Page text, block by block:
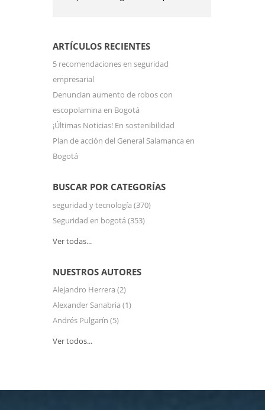
ARTÍCULOS RECIENTES
5 recomendaciones en seguridad
empresarial
Denuncian aumento de robos con
escopolamina en Bogotá
¡Últimas Noticias! En sostenibilidad
Plan de acción del General Salamanca en
Bogotá
BUSCAR POR CATEGORÍAS
seguridad y tecnología (370)
Seguridad en bogotá (353)
Ver todas...
NUESTROS AUTORES
Alejandro Herrera (2)
Alexander Sanabria (1)
Andrés Pulgarín (5)
Ver todos...